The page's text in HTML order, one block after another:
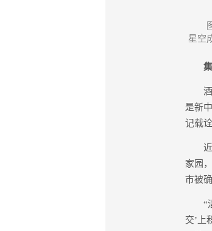
星空
集
酒泉
是新
记载
近年
家园
市被
“酒
交’上